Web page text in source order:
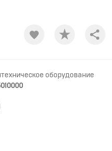
оборудование